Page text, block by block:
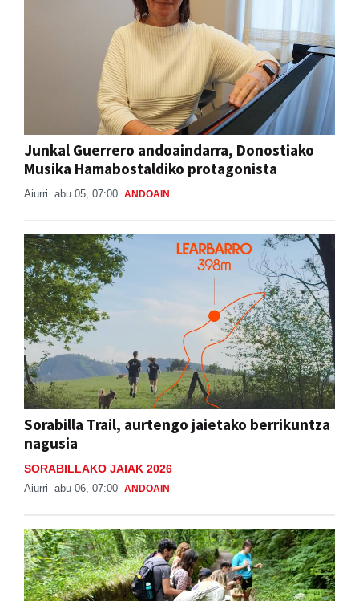
Junkal Guerrero andoaindarra, Donostiako
Musika Hamabostaldiko protagonista
Aiurri abu 05, 07:00 ANDOAIN
Sorabilla Trail, aurtengo jaietako berrikuntza
nagusia
SORABILLAKO JAIAK 2026
Aiurri abu 06, 07:00 ANDOAIN